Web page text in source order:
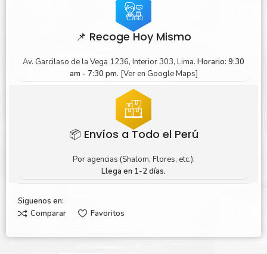
📌 Recoge Hoy Mismo
Av. Garcilaso de la Vega 1236, Interior 303, Lima. Horario: 9:30
am - 7:30 pm. [Ver en Google Maps]
📦 Envíos a Todo el Perú
Por agencias (Shalom, Flores, etc.).
Llega en 1-2 días.
Siguenos en:
Comparar
Favoritos